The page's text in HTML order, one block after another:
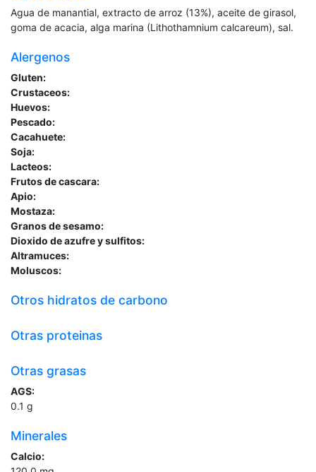
Agua de manantial, extracto de arroz (13%), aceite de girasol,
goma de acacia, alga marina (Lithothamnium calcareum), sal.
Alergenos
Gluten:
Crustaceos:
Huevos:
Pescado:
Cacahuete:
Soja:
Lacteos:
Frutos de cascara:
Apio:
Mostaza:
Granos de sesamo:
Dioxido de azufre y sulfitos:
Altramuces:
Moluscos:
Otros hidratos de carbono
Otras proteinas
Otras grasas
AGS:
0.1 g
Minerales
Calcio: